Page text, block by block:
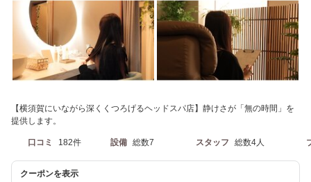
【横須賀にいながら深くくつろげるヘッドスパ店】静けさが「無の時間」を
提供します。
口コミ 182件 設備 総数7 スタッフ 総数4人
クーポンを表示